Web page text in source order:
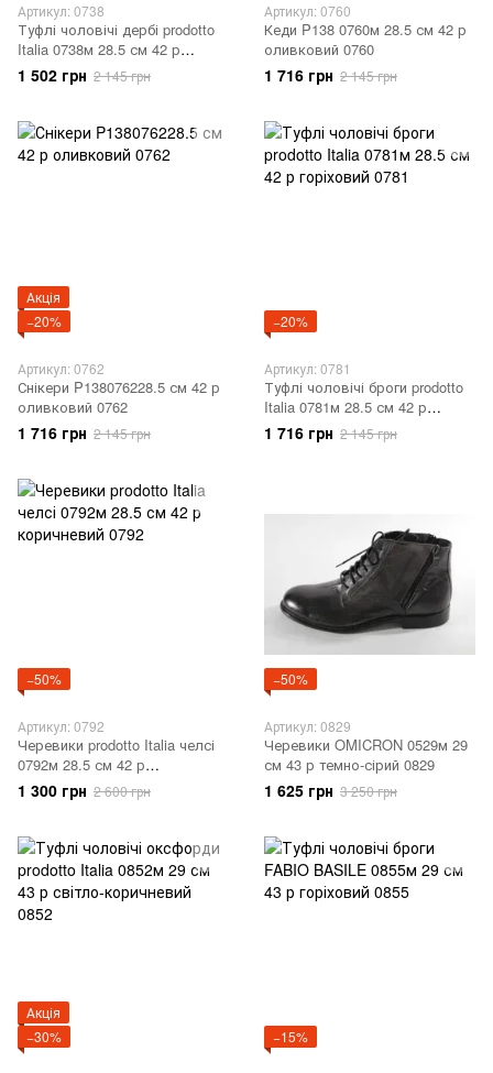
Артикул: 0738
Туфлі чоловічі дербі prodotto
Italia 0738м 28.5 см 42 р
темно-коричневий 0738
1 502 грн 2 145 грн
Артикул: 0760
Кеди P138 0760м 28.5 см 42 р
оливковий 0760
1 716 грн 2 145 грн
Акція
−20%
Артикул: 0762
Снікери P138076228.5 см 42 р
оливковий 0762
1 716 грн 2 145 грн
−20%
Артикул: 0781
Туфлі чоловічі броги prodotto
Italia 0781м 28.5 см 42 р
горіховий 0781
1 716 грн 2 145 грн
−50%
Артикул: 0792
Черевики prodotto Italia челсі
0792м 28.5 см 42 р
коричневий 0792
1 300 грн 2 600 грн
−50%
Артикул: 0829
Черевики OMICRON 0529м 29
см 43 р темно-сірий 0829
1 625 грн 3 250 грн
Акція
−30%
−15%